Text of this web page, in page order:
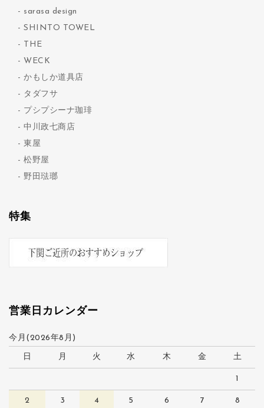
sarasa design
SHINTO TOWEL
THE
WECK
かもしか道具店
タダフサ
プシプシーナ珈琲
中川政七商店
東屋
松野屋
野田琺瑯
特集
営業日カレンダー
今月(2026年8月)
日 月 火 水 木 金 土
1
2 3 4 5 6 7 8